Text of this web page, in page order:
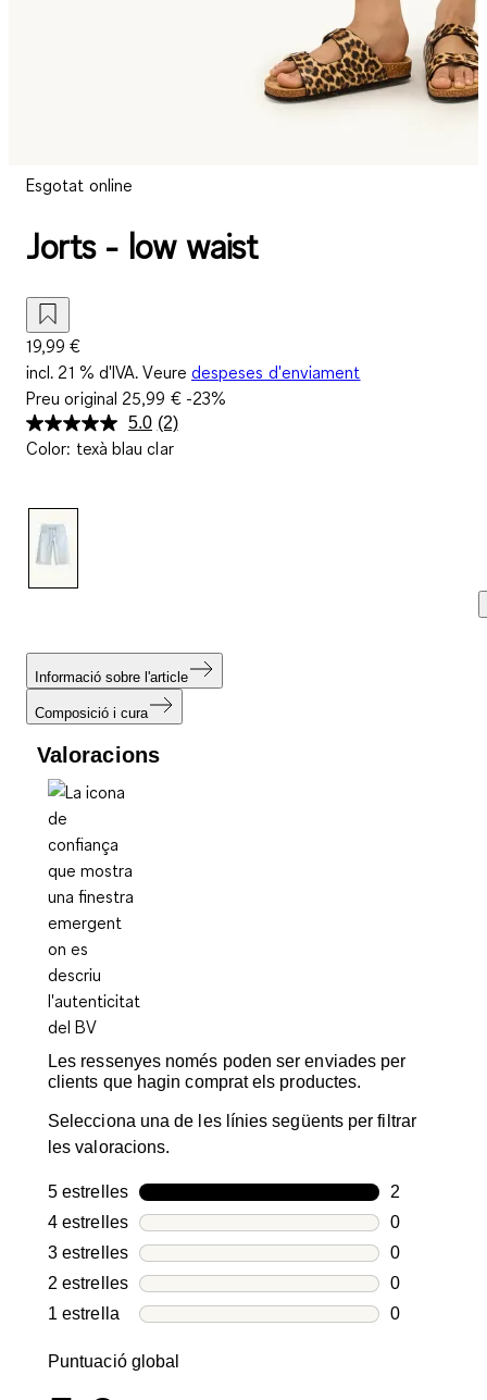
Esgotat online
Jorts - low waist
19,99 €
incl. 21 % d'IVA. Veure despeses d'enviament
Preu original 25,99 €-23%
5.0 Llegeix
2
(2)
Color: texà blau clar
Informació sobre l'article
Composició i cura
Valoracions
Les ressenyes només poden ser enviades per
clients que hagin comprat els productes.
Selecciona una de les línies següents per filtrar
les valoracions.
5 estrellesestrelles
2
2
4 estrellesestrelles
0
0
3 estrellesestrelles
0
0
2 estrellesestrelles
0
0
1 estrellaestrelles
0
Puntuació global